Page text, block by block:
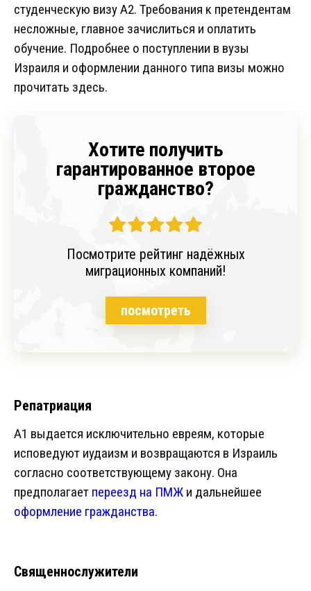
студенческую визу A2. Требования к претендентам
несложные, главное зачислиться и оплатить
обучение. Подробнее о поступлении в вузы
Израиля и оформлении данного типа визы можно
прочитать здесь.
Хотите получить
гарантированное второе
гражданство?
Посмотрите рейтинг надёжных
миграционных компаний!
посмотреть
Репатриация
A1 выдается исключительно евреям, которые
исповедуют иудаизм и возвращаются в Израиль
согласно соответствующему закону. Она
предполагает переезд на ПМЖ и дальнейшее
оформление гражданства.
Священнослужители